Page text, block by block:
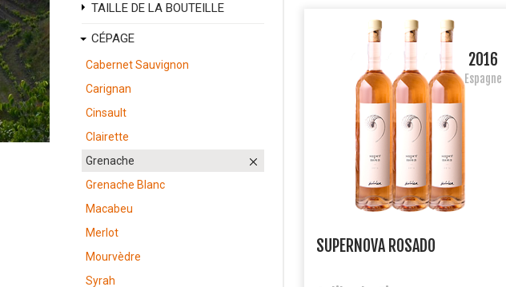
TAILLE DE LA BOUTEILLE
CÉPAGE
Cabernet Sauvignon
Carignan
Cinsault
Clairette
Grenache
Grenache Blanc
Macabeu
Merlot
Mourvèdre
Syrah
2016
Espagne
SUPERNOVA ROSADO